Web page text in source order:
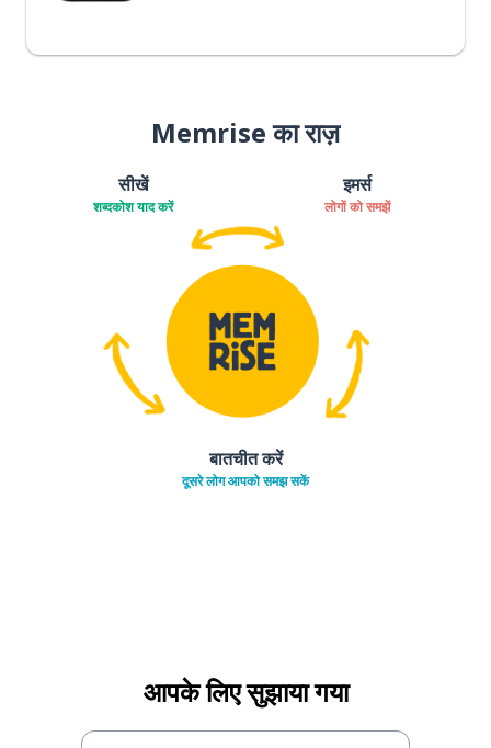
Memrise का राज़
सीखें
शब्दकोश याद करें
इमर्स
लोगों को समझें
बातचीत करें
दूसरे लोग आपको समझ सकें
आपके लिए सुझाया गया